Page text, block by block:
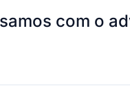
com o